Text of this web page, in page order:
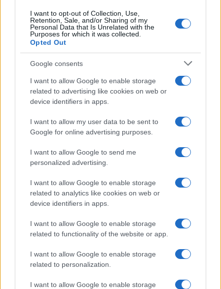
I want to opt-out of Collection, Use,
Retention, Sale, and/or Sharing of my
Personal Data that Is Unrelated with the
Purposes for which it was collected.
Opted Out
Google consents
I want to allow Google to enable storage
related to advertising like cookies on web or
device identifiers in apps.
I want to allow my user data to be sent to
Google for online advertising purposes.
I want to allow Google to send me
personalized advertising.
I want to allow Google to enable storage
related to analytics like cookies on web or
device identifiers in apps.
I want to allow Google to enable storage
related to functionality of the website or app.
I want to allow Google to enable storage
related to personalization.
I want to allow Google to enable storage
fizetésképtelenség, párhuzamos
hatalom és strukturális összeomlás
dúsítását?
Az iráni ellenzéket sokkolta a
megállapodás